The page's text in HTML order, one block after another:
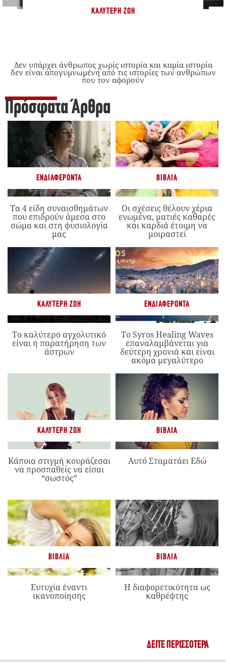
ΚΑΛΎΤΕΡΗ ΖΩΉ
Δεν υπάρχει άνθρωπος χωρίς ιστορία και καμία ιστορία
δεν είναι απογυμνωμένη από τις ιστορίες των ανθρώπων
που τον αφορούν
Πρόσφατα Άρθρα
ΕΝΔΙΑΦΈΡΟΝΤΑ
Τα 4 είδη συναισθημάτων
που επιδρούν άμεσα στο
σώμα και στη φυσιολογία
μας
ΒΙΒΛΊΑ
Οι σχέσεις θέλουν χέρια
ενωμένα, ματιές καθαρές
και καρδιά έτοιμη να
μοιραστεί
ΚΑΛΎΤΕΡΗ ΖΩΉ
Το καλύτερο αγχολυτικό
είναι η παρατήρηση των
άστρων
ΕΝΔΙΑΦΈΡΟΝΤΑ
Το Syros Healing Waves
επαναλαμβάνεται για
δεύτερη χρονιά και είναι
ακόμα μεγαλύτερο
ΚΑΛΎΤΕΡΗ ΖΩΉ
Κάποια στιγμή κουράζεσαι
να προσπαθείς να είσαι
“σωστός”
ΒΙΒΛΊΑ
Αυτό Σταματάει Εδώ
ΒΙΒΛΊΑ
Ευτυχία έναντι
ικανοποίησης
ΒΙΒΛΊΑ
Η διαφορετικότητα ως
καθρέφτης
ΔΕΊΤΕ ΠΕΡΙΣΣΌΤΕΡΑ